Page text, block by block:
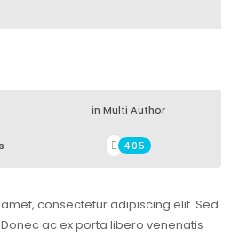
in Multi Author
405
consectetur adipiscing elit. Sed
ac ex porta libero venenatis